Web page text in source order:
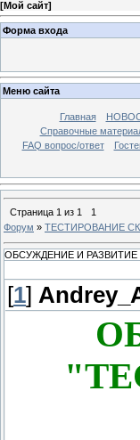
[Мой сайт]
Форма входа
Меню сайта
Главная
Справочные
FAQ вопрос/ответ
Страница 1 из 1
1
Форум » ТЕСТИРОВАНИЕ
ОБСУЖДЕНИЕ И РАЗВИТИЕ
[1]